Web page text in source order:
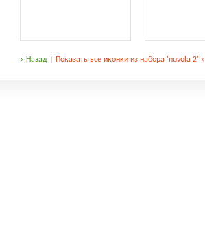
« Назад Показать все иконки из набора 'nuvola 2' »